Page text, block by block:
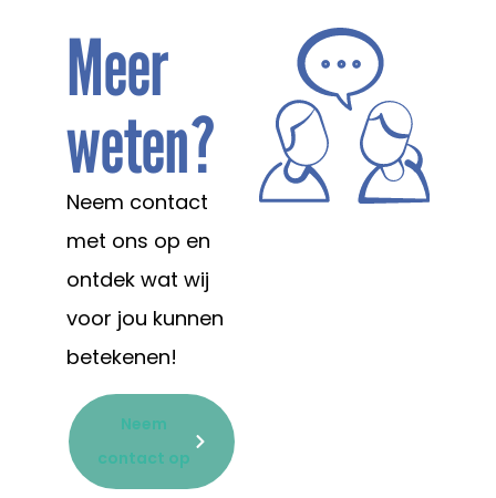
Meer
weten?
Neem contact
met ons op en
ontdek wat wij
voor jou kunnen
betekenen!
Neem
contact op